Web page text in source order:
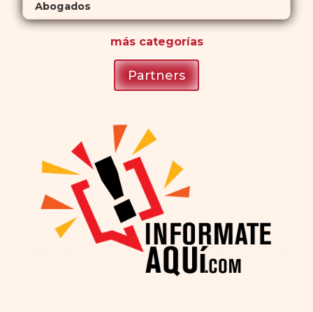
Abogados
máscategorías
Partners